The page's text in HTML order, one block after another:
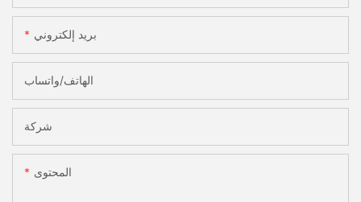
بريد إلكتروني
الهاتف/واتساب
شركة
المحتوى